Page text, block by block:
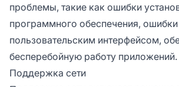
проблемы, такие как ошибки
программного обеспечения,
пользовательским интерфейсом,
бесперебойную работу приложений.
Поддержка сети